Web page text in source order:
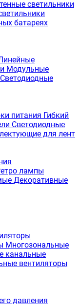
светильники
батареях
Модульные
Светодиодные
питания Гибкий
Светодиодные
для лент
лампы
Декоративные
Многозональные
канальные
вентиляторы
давления